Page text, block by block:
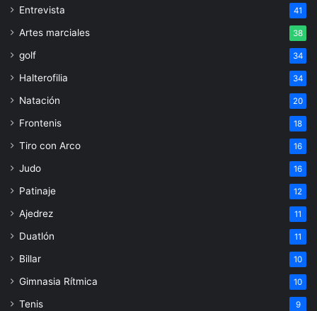
Entrevista 41
Artes marciales 38
golf 34
Halterofilia 34
Natación 20
Frontenis 18
Tiro con Arco 16
Judo 16
Patinaje 12
Ajedrez 11
Duatlón 11
Billar 10
Gimnasia Rítmica 10
Tenis 9